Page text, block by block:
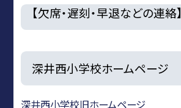
【欠席・遅刻・早退などの連絡】
深井西小学校ホームページ
深井西小学校旧ホームページ